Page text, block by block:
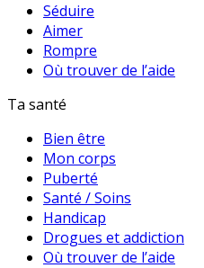
Séduire
Aimer
Rompre
Où trouver de l’aide
Ta santé
Bien être
Mon corps
Puberté
Santé / Soins
Handicap
Drogues et addiction
Où trouver de l’aide